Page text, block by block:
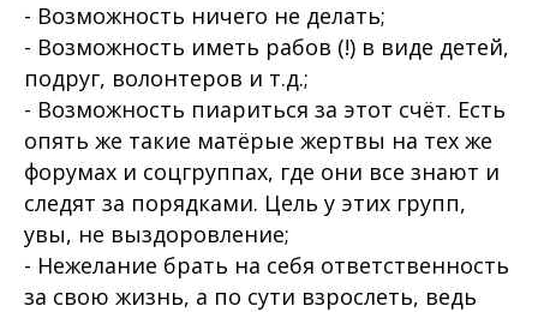
- Возможность ничего не делать;
- Возможность иметь рабов (!) в виде детей,
подруг, волонтеров и т.д.;
- Возможность пиариться за этот счёт. Есть
опять же такие матёрые жертвы на тех же
форумах и соцгруппах, где они все знают и
следят за порядками. Цель у этих групп,
увы, не выздоровление;
- Нежелание брать на себя ответственность
за свою жизнь, а по сути взрослеть, ведь